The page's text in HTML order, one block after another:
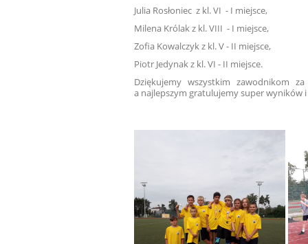
Julia Rosłoniec z kl. VI - I miejsce,
Milena Królak z kl. VIII - I miejsce,
Zofia Kowalczyk z kl. V- II miejsce,
Piotr Jedynak z kl. VI - II miejsce.
Dziękujemy wszystkim zawodnikom
a najlepszym gratulujemy super wyników